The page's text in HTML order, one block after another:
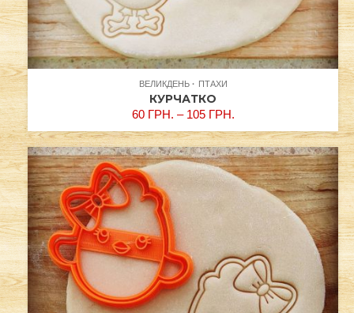
ВЕЛИКДЕНЬ ПТАХИ
КУРЧАТКО
60 ГРН. – 105 ГРН.